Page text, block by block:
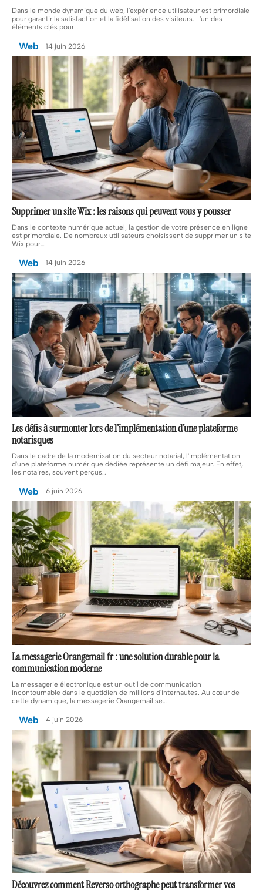
Dans le monde dynamique du web, l'expérience utilisateur est primordiale
pour garantir la satisfaction et la fidélisation des visiteurs. L'un des
éléments clés pour…
Web 14 juin 2026
Supprimer un site Wix : les raisons qui peuvent vous y pousser
Dans le contexte numérique actuel, la gestion de votre présence en ligne
est primordiale. De nombreux utilisateurs choisissent de supprimer un site
Wix pour…
Web 14 juin 2026
Les défis à surmonter lors de l’implémentation d’une plateforme
notarisques
Dans le cadre de la modernisation du secteur notarial, l'implémentation
d'une plateforme numérique dédiée représente un défi majeur. En effet,
les notaires, souvent perçus
Web 6 juin 2026
La messagerie Orangemail fr : une solution durable pour la
communication moderne
La messagerie électro­nique est un outil de communication
incontournable dans le quotidien de millions d'internautes. Au cœur de
cette dynamique, la messagerie Orangemail se
Web 4 juin 2026
Découvrez comment Reverso orthographe peut transformer vos